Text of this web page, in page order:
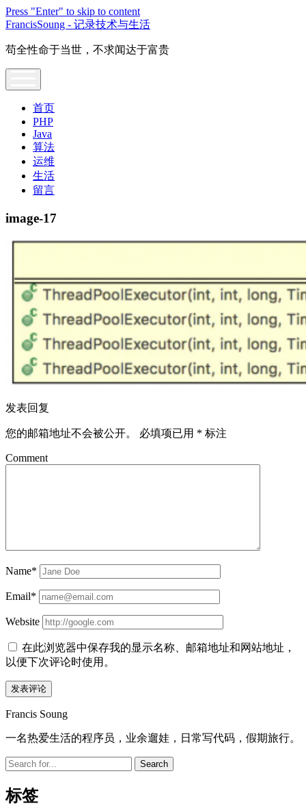
Press "Enter" to skip to content
FrancisSoung - 记录技术与生活
苟全性命于当世，不求闻达于富贵
首页
PHP
Java
算法
运维
生活
留言
image-17
发表回复
您的邮箱地址不会被公开。 必填项已用 * 标注
Comment
Name*
Email*
Website
在此浏览器中保存我的显示名称、邮箱地址和网站地址，
以便下次评论时使用。
Sidebar
Francis Soung
一名热爱生活的程序员，业余遛娃，日常写代码，假期旅行。
Search
标签